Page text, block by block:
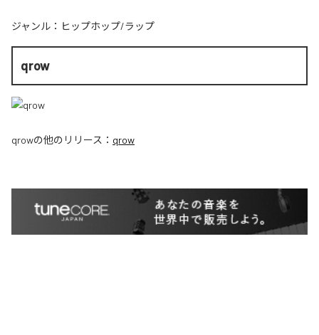
ジャンル： ヒップホップ/ラップ
qrow
qrowの他のリリース： qrow